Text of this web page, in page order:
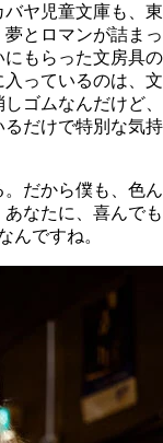
ヤ児童文庫も、東
とロマンが詰まっ
もらった文房具の
っているのは、文
ゴムなんだけど、
だけで特別な気持
だから僕も、色ん
なたに、喜んでも
んですね。